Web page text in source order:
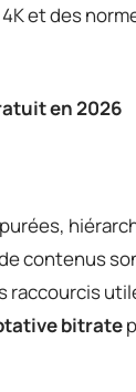
et des
en 2026
contenus
raccourcis
bitrate